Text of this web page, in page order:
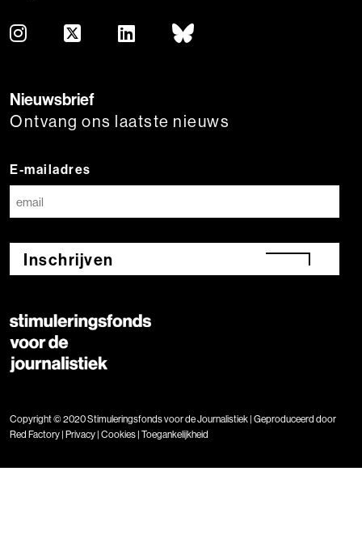
Nieuwsbrief
Ontvang ons laatste nieuws
E-mailadres
Inschrijven
Copyright © 2020 Stimuleringsfonds voor de Journalistiek | Geproduceerd door
Red Factory | Privacy | Cookies | Toegankelijkheid